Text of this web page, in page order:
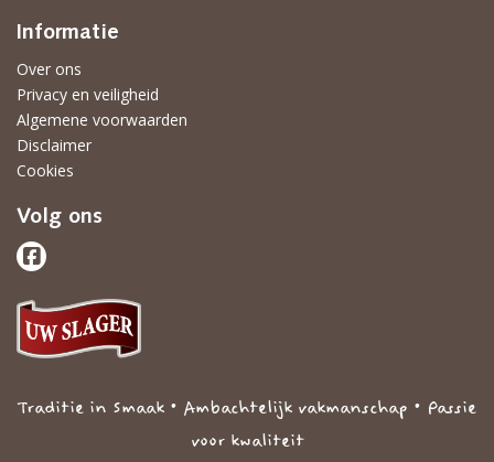
Informatie
Over ons
Privacy en veiligheid
Algemene voorwaarden
Disclaimer
Cookies
Volg ons
Traditie in Smaak • Ambachtelijk vakmanschap • Passie
voor kwaliteit